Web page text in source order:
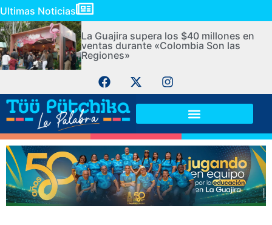
Ultimas Noticias
La Guajira supera los $40 millones en
ventas durante «Colombia Son las
Regiones»